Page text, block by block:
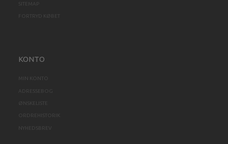
SITEMAP
FORTRYD KØBET
KONTO
MIN KONTO
ADRESSEBOG
ØNSKELISTE
ORDREHISTORIK
NYHEDSBREV